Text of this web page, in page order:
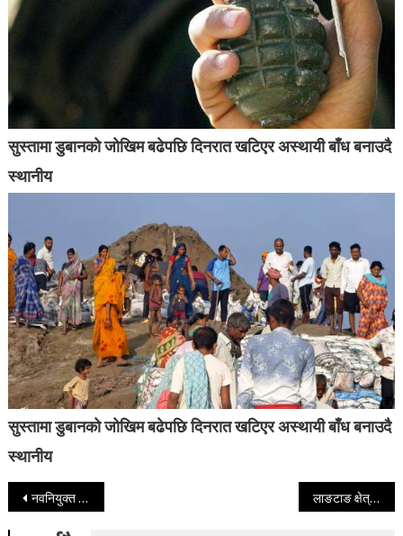
सुस्तामा डुबानको जोखिम बढेपछि दिनरात खटिएर अस्थायी बाँध बनाउदै
स्थानीय
सुस्तामा डुबानको जोखिम बढेपछि दिनरात खटिएर अस्थायी बाँध बनाउदै
स्थानीय
Post navigation
नवनियुक्त मन्त्रीहरूले लिए शपथ, बालेन क्याबिनेटमा ३३ प्रतिशत महिला लाङटाङ क्षेत्रमा मुस्ताङ एयरको हेलिकप्टर सम्पर्कविहीन